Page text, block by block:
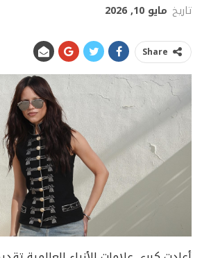
تاريخ مايو 10, 2026
Share